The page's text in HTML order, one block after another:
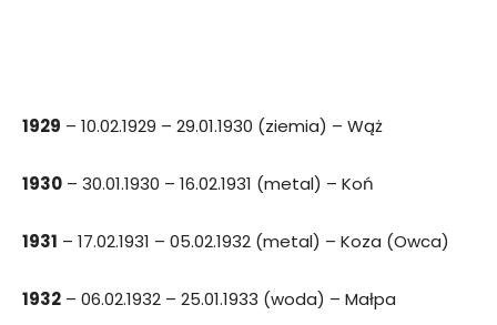
1929 – 10.02.1929 – 29.01.1930 (ziemia) – Wąż
1930 – 30.01.1930 – 16.02.1931 (metal) – Koń
1931 – 17.02.1931 – 05.02.1932 (metal) – Koza (Owca)
1932 – 06.02.1932 – 25.01.1933 (woda) – Małpa